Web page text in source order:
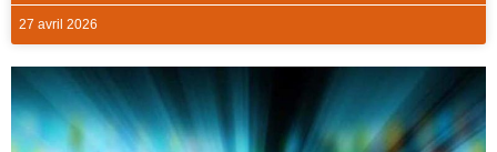
27 avril 2026